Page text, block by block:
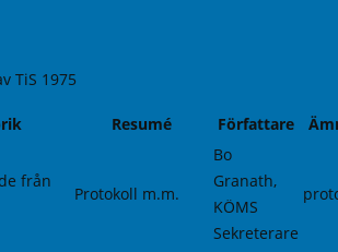
TiS 1975
Resumé Författare
från
Protokoll m.m.
Bo
Granath,
KÖMS
Sekreterare